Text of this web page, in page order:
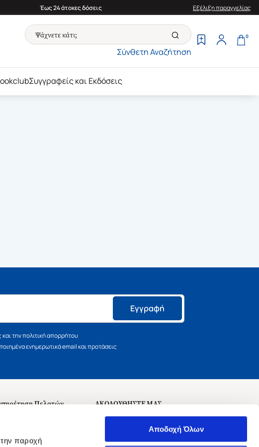
την παροχή
Αποδοχή Όλων
Έως 24 άτοκες δόσεις Εξέλιξη παραγγελίας
Σύνθετη Αναζήτηση
0
Συγγραφείς και Εκδόσεις
Εγγραφή
την πολιτική απορρήτου
ενημερωτικά email και προτάσεις
Πελατών
ΑΚΟΛΟΥΘΗΣΤΕ ΜΑΣ